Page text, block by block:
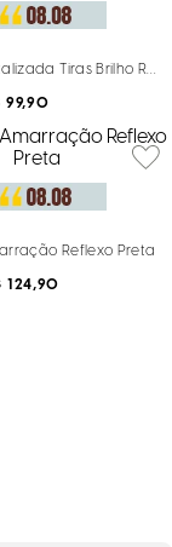
Tiras Brilho Rosa
99,90
Reflexo Preta
124,90